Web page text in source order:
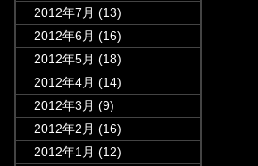
2012年7月 (13)
2012年6月 (16)
2012年5月 (18)
2012年4月 (14)
2012年3月 (9)
2012年2月 (16)
2012年1月 (12)